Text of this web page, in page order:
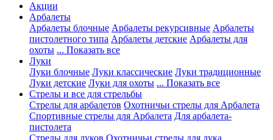
Акции
Арбалеты
Арбалеты блочные Арбалеты рекурсивные Арбалеты
пистолетного типа Арбалеты детские Арбалеты для
охоты ... Показать все
Луки
Луки блочные Луки классические Луки традиционные
Луки детские Луки для охоты ... Показать все
Стрелы и все для стрельбы
Стрелы для арбалетов Охотничьи стрелы для Арбалета
Спортивные стрелы для Арбалета Для арбалета-
пистолета
Стрелы для луков Охотничьи стрелы для лука